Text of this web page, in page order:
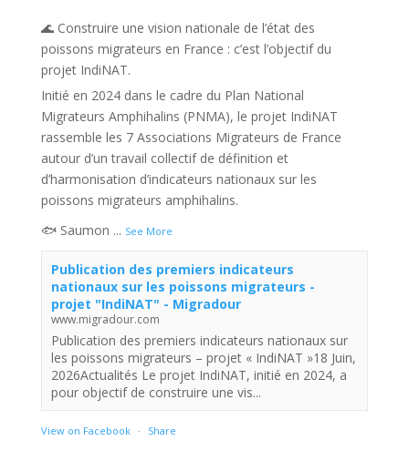
🌊 Construire une vision nationale de l’état des
poissons migrateurs en France : c’est l’objectif du
projet IndiNAT.
Initié en 2024 dans le cadre du Plan National
Migrateurs Amphihalins (PNMA), le projet IndiNAT
rassemble les 7 Associations Migrateurs de France
autour d’un travail collectif de définition et
d’harmonisation d’indicateurs nationaux sur les
poissons migrateurs amphihalins.
🐟 Saumon ... See More
Publication des premiers indicateurs
nationaux sur les poissons migrateurs -
projet "IndiNAT" - Migradour
www.migradour.com
Publication des premiers indicateurs nationaux sur
les poissons migrateurs – projet « IndiNAT »18 Juin,
2026Actualités ​Le projet IndiNAT, initié en 2024, a
pour objectif de construire une vis...
View on Facebook · Share